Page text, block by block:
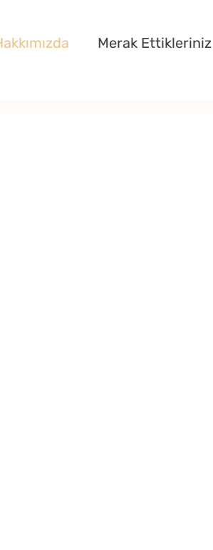
Merak Ettikleriniz